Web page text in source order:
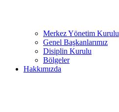
Merkez Yönetim Kurulu
Genel Başkanlarımız
Disiplin Kurulu
Bölgeler
Hakkımızda